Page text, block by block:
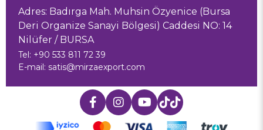
Adres: Badırga Mah. Muhsin Özyenice (Bursa
Deri Organize Sanayi Bölgesi) Caddesi NO: 14
Nilüfer / BURSA
Tel: +90 533 811 72 39
E-mail: satis@mirzaexport.com